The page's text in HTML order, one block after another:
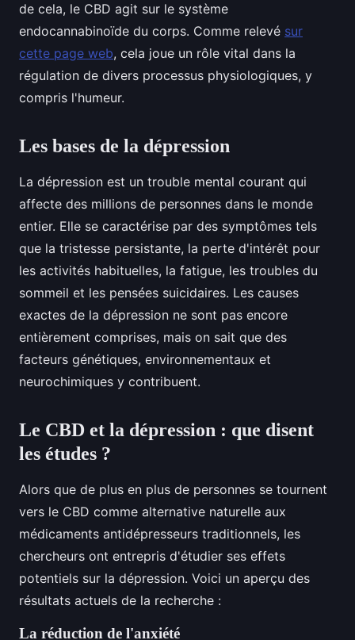
de cela, le CBD agit sur le système
endocannabinoïde du corps. Comme relevé sur
cette page web, cela joue un rôle vital dans la
régulation de divers processus physiologiques, y
compris l'humeur.
Les bases de la dépression
La dépression est un trouble mental courant qui
affecte des millions de personnes dans le monde
entier. Elle se caractérise par des symptômes tels
que la tristesse persistante, la perte d'intérêt pour
les activités habituelles, la fatigue, les troubles du
sommeil et les pensées suicidaires. Les causes
exactes de la dépression ne sont pas encore
entièrement comprises, mais on sait que des
facteurs génétiques, environnementaux et
neurochimiques y contribuent.
Le CBD et la dépression : que disent
les études ?
Alors que de plus en plus de personnes se tournent
vers le CBD comme alternative naturelle aux
médicaments antidépresseurs traditionnels, les
chercheurs ont entrepris d'étudier ses effets
potentiels sur la dépression. Voici un aperçu des
résultats actuels de la recherche :
La réduction de l'anxiété